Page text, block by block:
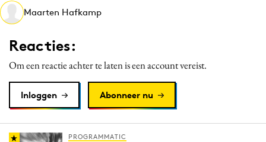
Media
Merkstrategie
PR
Programmatic
Reputatie & crisis
Maarten Hafkamp
Reacties:
Om een reactie achter te laten is een account vereist.
Inloggen Abonneer nu
PROGRAMMATIC